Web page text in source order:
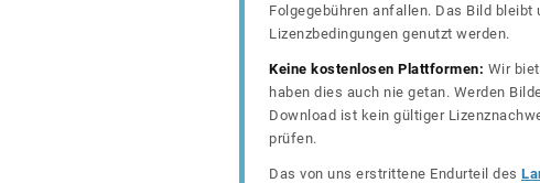
Folgegebühren anfallen. Das Bild
Lizenzbedingungen genutzt werden.
Keine kostenlosen Plattformen: Wir
haben dies auch nie getan. Werden
Download ist kein gültiger
prüfen.
Das von uns erstrittene Endurteil des